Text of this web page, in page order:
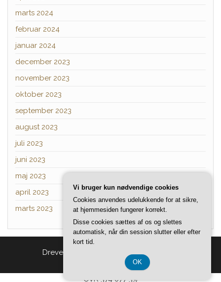
marts 2024
februar 2024
januar 2024
december 2023
november 2023
oktober 2023
september 2023
august 2023
juli 2023
juni 2023
maj 2023
april 2023
marts 2023
Drevet af Tema:Head Blog
CVR 374 077 39
Vi bruger kun nødvendige cookies
Cookies anvendes udelukkende for at sikre,
at hjemmesiden fungerer korrekt.
Disse cookies sættes af os og slettes
automatisk, når din session slutter eller efter
kort tid.
OK